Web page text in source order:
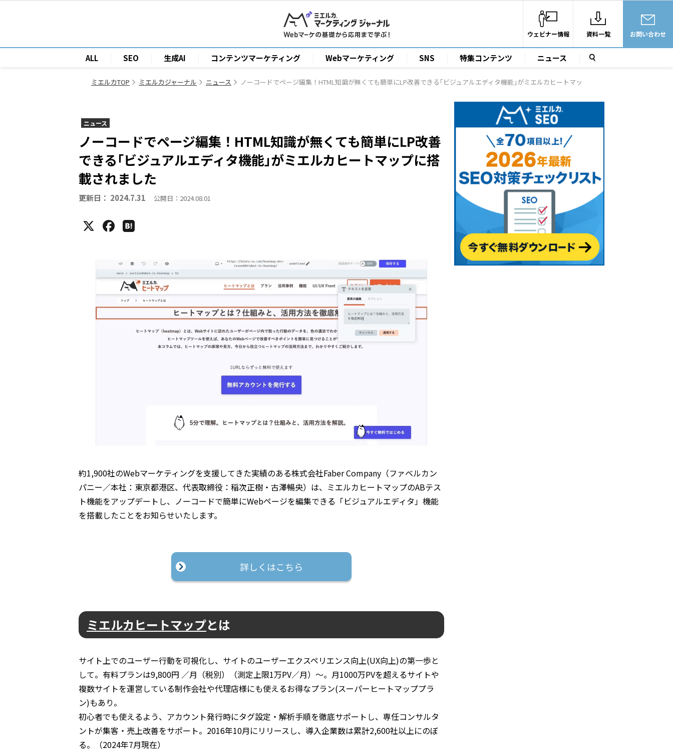
ウェビナー情報 資料一覧 お問い合わせ
ALL SEO 生成AI コンテンツマーケティング Webマーケティング SNS 特集コンテンツ ニュース
ミエルカTOP ミエルカジャーナル ニュース ノーコードでページ編集！HTML知識が無くても簡単にLP改善できる｢ビジュアルエディタ機能｣がミエルカヒートマップに搭載されました
ニュース
ノーコードでページ編集！HTML知識が無くても簡単にLP改善
できる｢ビジュアルエディタ機能｣がミエルカヒートマップに搭
載されました
更新日： 2024.7.31 公開日：2024.08.01
約1,900社のWebマーケティングを支援してきた実績のある株式会社Faber Company（ファベルカン
パニー／本社：東京都港区、代表取締役：稲次正樹・古澤暢央）は、ミエルカヒートマップのABテス
ト機能をアップデートし、ノーコードで簡単にWebページを編集できる「ビジュアルエディタ」機能
を搭載したことをお知らせいたします。
詳しくはこちら
ミエルカヒートマップとは
サイト上でのユーザー行動を可視化し、サイトのユーザーエクスペリエンス向上(UX向上)の第一歩と
して。有料プランは9,800円 ／月（税別）（測定上限1万PV／月）～。月1000万PVを超えるサイトや
複数サイトを運営している制作会社や代理店様にも使えるお得なプラン(スーパーヒートマッププラ
ン)もあり。
初心者でも使えるよう、アカウント発行時にタグ設定・解析手順を徹底サポートし、専任コンサルタ
ントが集客・売上改善をサポート。2016年10月にリリースし、導入企業数は累計2,600社以上にのぼ
る。（2024年7月現在）